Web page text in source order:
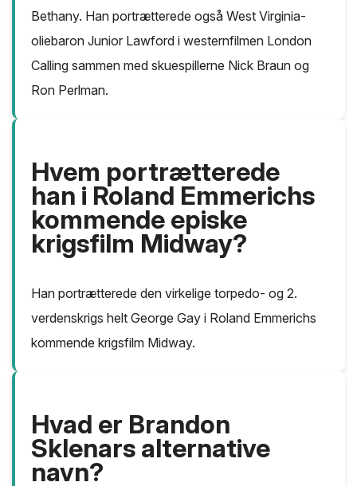
Bethany. Han portrætterede også West Virginia-
oliebaron Junior Lawford i westernfilmen London
Calling sammen med skuespillerne Nick Braun og
Ron Perlman.
Hvem portrætterede
han i Roland Emmerichs
kommende episke
krigsfilm Midway?
Han portrætterede den virkelige torpedo- og 2.
verdenskrigs helt George Gay i Roland Emmerichs
kommende krigsfilm Midway.
Hvad er Brandon
Sklenars alternative
navn?